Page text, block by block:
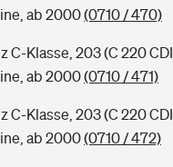
ab 2000(0710 / 470)
C-Klasse, 203 (C 220
ab 2000(0710 / 471)
C-Klasse, 203 (C 220
ab 2000(0710 / 472)